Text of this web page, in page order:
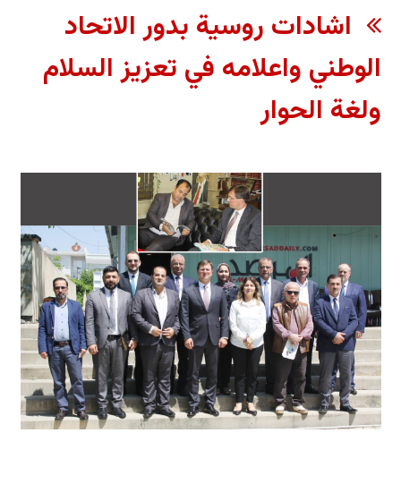
اشادات روسية بدور الاتحاد
الوطني واعلامه في تعزيز السلام
ولغة الحوار